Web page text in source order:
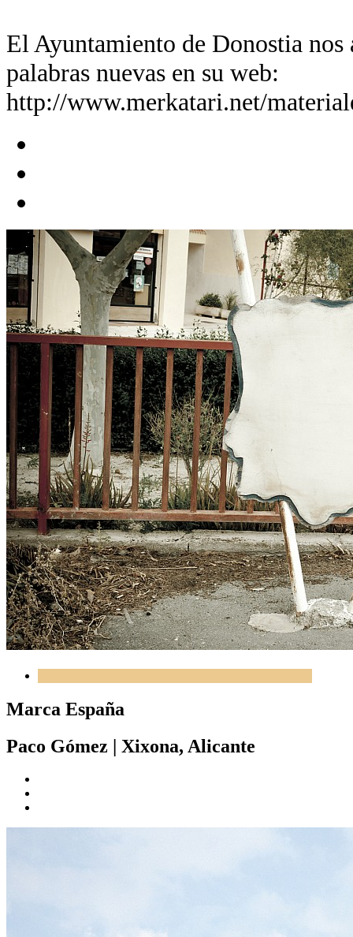
El Ayuntamiento de Donostia nos
palabras nuevas en su web:
http://www.merkatari.net/
Marca España
Paco Gómez | Xixona, Alicante